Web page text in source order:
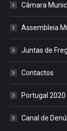
Câmara
Assembleia
Juntas de
Contactos
Portugal 2020
Canal de